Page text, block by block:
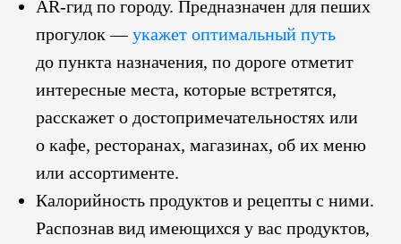
AR-гид по городу. Предназначен для пеших
прогулок —укажет оптимальный путь
до пункта назначения, по дороге отметит
интересные места, которые встретятся,
расскажет о достопримечательностях или
о кафе, ресторанах, магазинах, об их меню
или ассортименте.
Калорийность продуктов и рецепты с ними.
Распознав вид имеющихся у вас продуктов,